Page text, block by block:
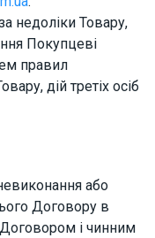
недоліки Товару,
Покупцеві
правил
дій третіх осіб
або
Договору в
і чинним